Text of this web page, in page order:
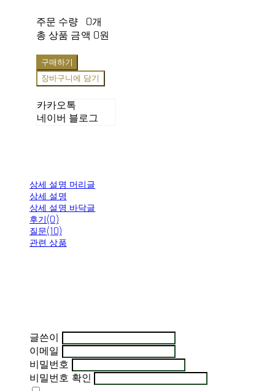
주문 수량
0개
총 상품 금액 0원
구매하기
장바구니에 담기
카카오톡
네이버 블로그
상세 설명 머리글
상세 설명
상세 설명 바닥글
후기(0)
질문(10)
관련 상품
글쓴이
이메일
비밀번호
비밀번호 확인